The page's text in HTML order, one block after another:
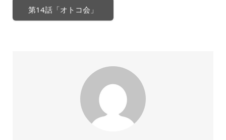
第14話「オトコ会」